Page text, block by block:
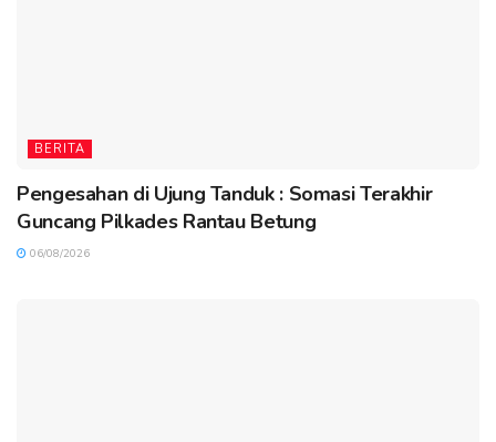
BERITA
Pengesahan di Ujung Tanduk : Somasi Terakhir
Guncang Pilkades Rantau Betung
06/08/2026